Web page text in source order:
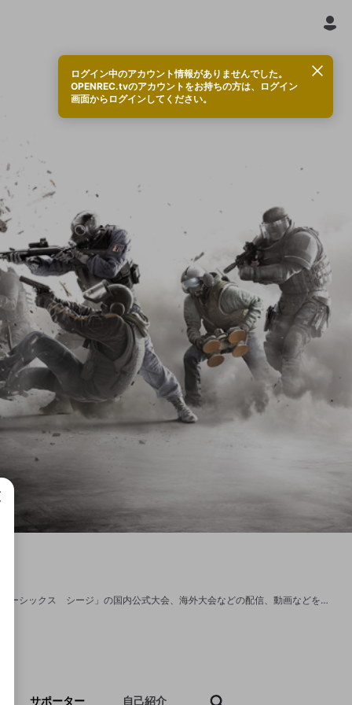
ログイン中のアカウント情報がありませんでした。
OPENREC.tvのアカウントをお持ちの方は、ログイン
画面からログインしてください。
ユービーアイソフト株式会社が運営する公式Eスポーツチャンネルです。 「レインボーシックス シージ」の国内公式大会、海外大会などの配信、動画などを公開します。 公式サイト http://www.ubisoft.co.jp/r6s/
サポーター 自己紹介